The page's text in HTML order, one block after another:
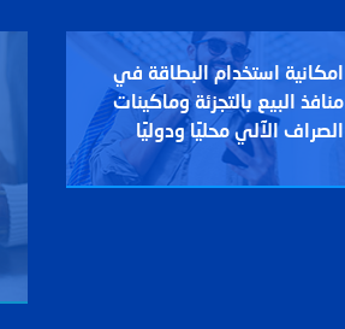
امكانية استخدام البطاقة في
منافذ البيع بالتجزئة وماكينات
الصراف الآلي محليًا ودوليًا